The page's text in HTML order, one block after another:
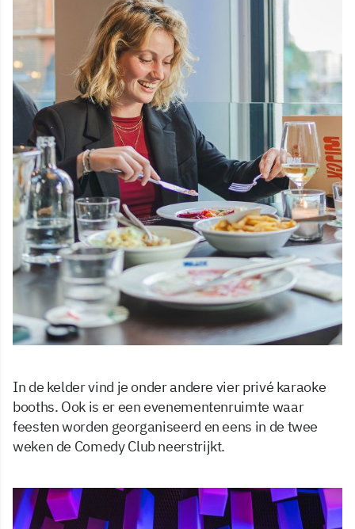
In de kelder vind je onder andere vier privé karaoke
booths. Ook is er een evenementenruimte waar
feesten worden georganiseerd en eens in de twee
weken de Comedy Club neerstrijkt.